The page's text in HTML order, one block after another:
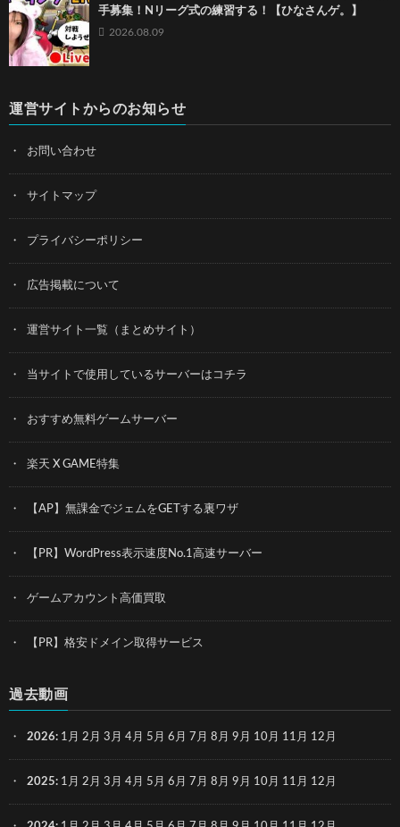
手募集！Nリーグ式の練習する！【ひなさんゲ。】
2026.08.09
運営サイトからのお知らせ
お問い合わせ
サイトマップ
プライバシーポリシー
広告掲載について
運営サイト一覧（まとめサイト）
当サイトで使用しているサーバーはコチラ
おすすめ無料ゲームサーバー
楽天 X GAME特集
【AP】無課金でジェムをGETする裏ワザ
【PR】WordPress表示速度No.1高速サーバー
ゲームアカウント高価買取
【PR】格安ドメイン取得サービス
過去動画
2026: 1月 2月 3月 4月 5月 6月 7月 8月 9月 10月 11月 12月
2025: 1月 2月 3月 4月 5月 6月 7月 8月 9月 10月 11月 12月